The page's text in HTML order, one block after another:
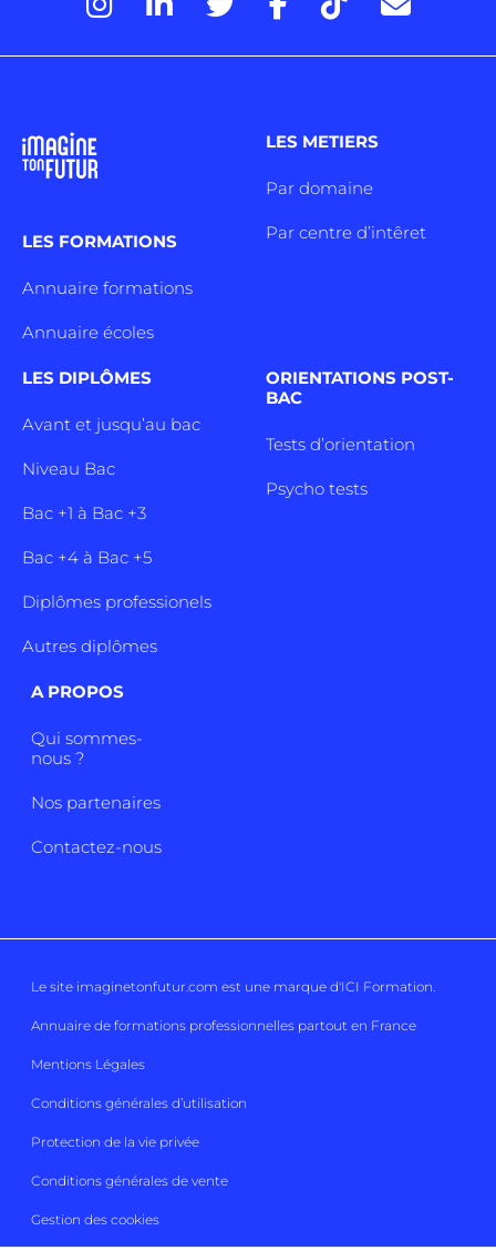
LES FORMATIONS
Annuaire formations
Annuaire écoles
LES METIERS
Par domaine
Par centre d’intêret
LES DIPLÔMES
Avant et jusqu’au bac
Niveau Bac
Bac +1 à Bac +3
Bac +4 à Bac +5
Diplômes professionels
Autres diplômes
ORIENTATIONS POST-
BAC
Tests d’orientation
Psycho tests
A PROPOS
Qui sommes-
nous ?
Nos partenaires
Contactez-nous
Le site imaginetonfutur.com est une marque d'ICI Formation.
Annuaire de formations professionnelles partout en France
Mentions Légales
Conditions générales d’utilisation
Protection de la vie privée
Conditions générales de vente
Gestion des cookies